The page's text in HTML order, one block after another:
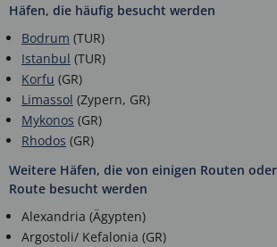
Häfen, die häufig besucht werden
Bodrum (TUR)
Istanbul (TUR)
Korfu (GR)
Limassol (Zypern, GR)
Mykonos (GR)
Rhodos (GR)
Weitere Häfen, die von einigen Routen
Route besucht werden
Alexandria (Ägypten)
Argostoli/ Kefalonia (GR)